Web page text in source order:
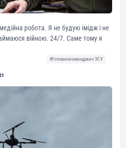
робота. Я не будую імідж і не
війною. 24/7. Саме тому я
#Головнокомандувач ЗСУ